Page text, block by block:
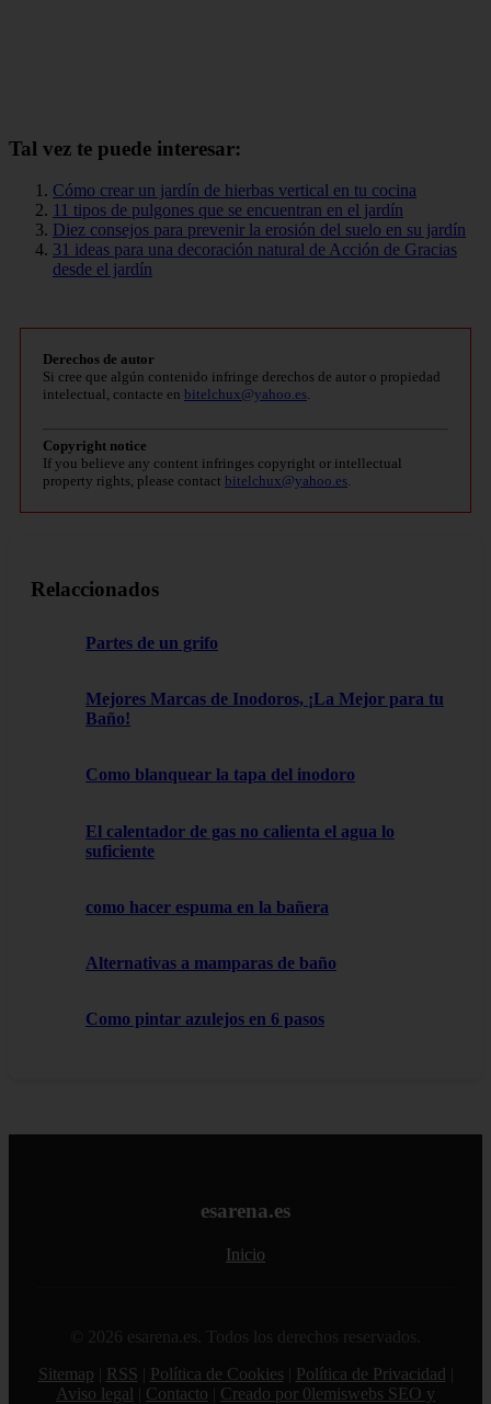
Tal vez te puede interesar:
Cómo crear un jardín de hierbas vertical en tu cocina
11 tipos de pulgones que se encuentran en el jardín
Diez consejos para prevenir la erosión del suelo en su jardín
31 ideas para una decoración natural de Acción de Gracias
desde el jardín
Derechos de autor
Si cree que algún contenido infringe derechos de autor o propiedad
intelectual, contacte en bitelchux@yahoo.es.
Copyright notice
If you believe any content infringes copyright or intellectual
property rights, please contact bitelchux@yahoo.es.
Relaccionados
Partes de un grifo
Mejores Marcas de Inodoros, ¡La Mejor para tu
Baño!
Como blanquear la tapa del inodoro
El calentador de gas no calienta el agua lo
suficiente
como hacer espuma en la bañera
Alternativas a mamparas de baño
Como pintar azulejos en 6 pasos
esarena.es
Inicio
© 2026 esarena.es. Todos los derechos reservados.
Sitemap
RSS Política de Cookies Política de Privacidad
Aviso legal
Contacto Creado por 0lemiswebs SEO y